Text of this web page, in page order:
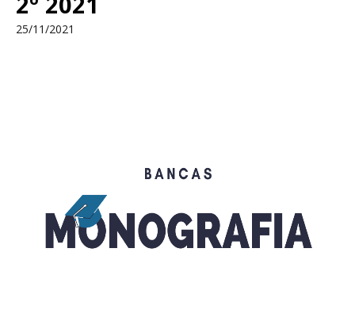
25/11/2021